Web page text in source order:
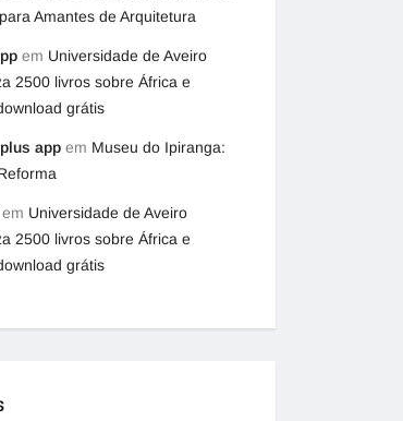
Amantes de Arquitetura
em Universidade de Aveiro
2500 livros sobre África e
grátis
app em Museu do Ipiranga:
em Universidade de Aveiro
2500 livros sobre África e
grátis